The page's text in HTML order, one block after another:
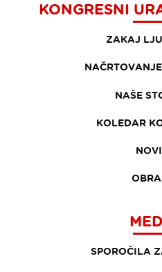
KONGRESNI
ZAKAJ
NAŠE
KOLEDAR
SPOROČILA